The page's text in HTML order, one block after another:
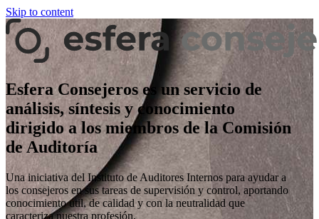
Skip to content
Esfera Consejeros es un servicio de
análisis, síntesis y conocimiento
dirigido a los miembros de la Comisión
de Auditoría
Una iniciativa del Instituto de Auditores Internos para ayudar a
los consejeros en sus tareas de supervisión y control, aportando
conocimiento útil, de calidad y con la neutralidad que
caracteriza nuestra profesión.